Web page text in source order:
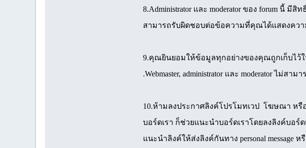
8.Administrator และ moderator ของ forum นี้ มีสิ
สามารถรับผิดชอบต่อข้อความที่คุณได้แสดงควา
9.คุณยินยอมให้ข้อมูลทุกอย่างของคุณถูกเก็บไว้
.Webmaster, administrator และ moderator ไม่
10.ห้ามลงประกาศลิงค์โปรโมทเวป โฆษณา หรื
บอร์ดเรา ก็ช่วยแนะนำบอร์ดเราโดยลงลิงค์บอร์ด
แนะนำลิงค์ให้ส่งลิงค์กันทาง personal